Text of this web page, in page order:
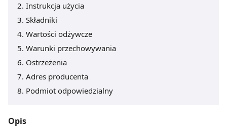
Instrukcja użycia
Składniki
Wartości odżywcze
Warunki przechowywania
Ostrzeżenia
Adres producenta
Podmiot odpowiedzialny
Opis